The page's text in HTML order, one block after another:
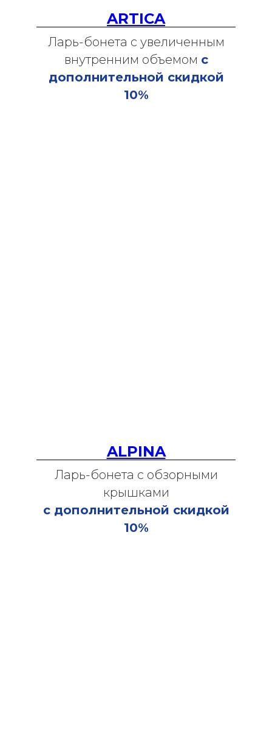
ARTICA
Ларь-бонета с увеличенным
внутренним объемом с
дополнительной скидкой
10%
ALPINA
Ларь-бонета с обзорными
крышками
с дополнительной скидкой
10%